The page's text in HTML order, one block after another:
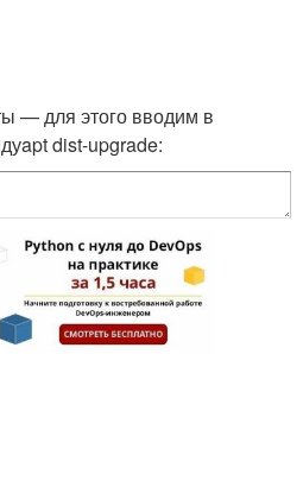
— для этого вводим в
apt dist-upgrade: